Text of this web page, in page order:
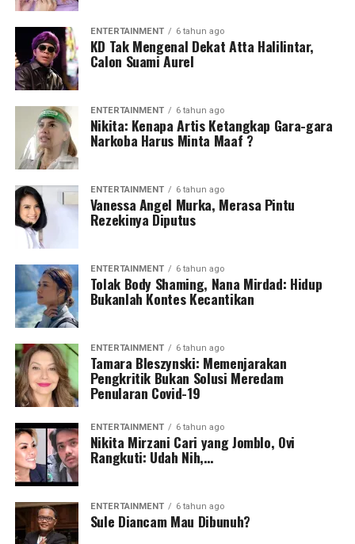
ENTERTAINMENT 6 tahun ago
KD Tak Mengenal Dekat Atta Halilintar,
Calon Suami Aurel
ENTERTAINMENT 6 tahun ago
Nikita: Kenapa Artis Ketangkap Gara-gara
Narkoba Harus Minta Maaf ?
ENTERTAINMENT 6 tahun ago
Vanessa Angel Murka, Merasa Pintu
Rezekinya Diputus
ENTERTAINMENT 6 tahun ago
Tolak Body Shaming, Nana Mirdad: Hidup
Bukanlah Kontes Kecantikan
ENTERTAINMENT 6 tahun ago
Tamara Bleszynski: Memenjarakan
Pengkritik Bukan Solusi Meredam
Penularan Covid-19
ENTERTAINMENT 6 tahun ago
Nikita Mirzani Cari yang Jomblo, Ovi
Rangkuti: Udah Nih,…
ENTERTAINMENT 6 tahun ago
Sule Diancam Mau Dibunuh?